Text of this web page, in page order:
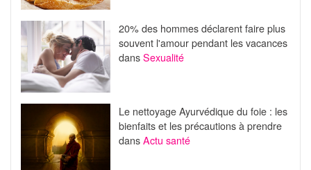
20% des hommes déclarent faire plus
souvent l'amour pendant les vacances
dansSexualité
Le nettoyage Ayurvédique du foie : les
bienfaits et les précautions à prendre
dansActu santé